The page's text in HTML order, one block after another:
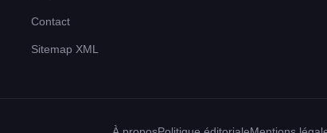
Contact
Sitemap XML